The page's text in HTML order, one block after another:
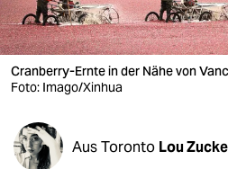
wahrheit
verlag
verlag
veranstaltungen
shop
Cranberry-Ernte in der Nähe von
Foto: Imago/Xinhua
Aus Toronto Lou